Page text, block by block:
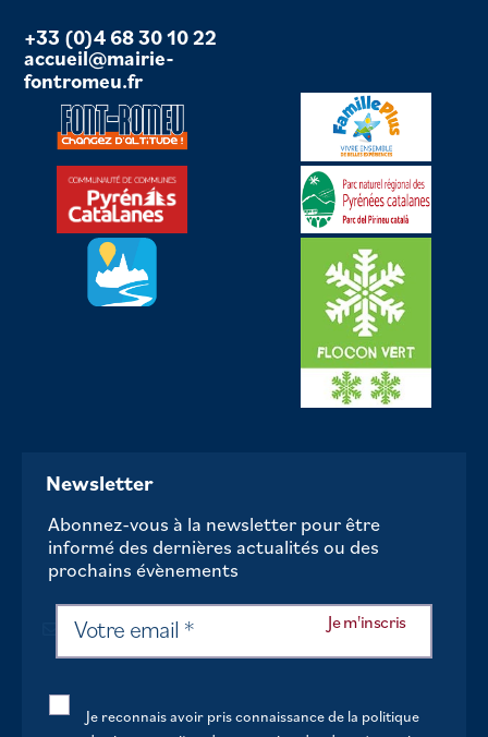
+33 (0)4 68 30 10 22
accueil@mairie-
fontromeu.fr
Newsletter
Abonnez-vous à la newsletter pour être
informé des dernières actualités ou des
prochains évènements
Je reconnais avoir pris connaissance de la politique